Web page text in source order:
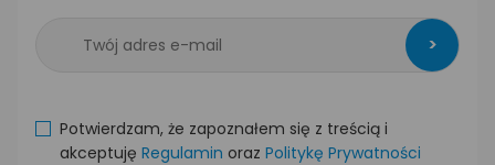
>
Potwierdzam, że zapoznałem się z treścią i
akceptuję Regulamin oraz Politykę Prywatności